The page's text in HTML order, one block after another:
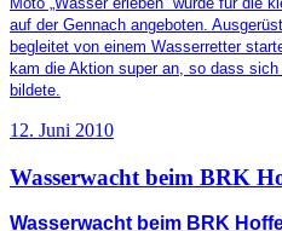
auf der Gennach angeboten.
begleitet von einem Wasserretter
kam die Aktion super an, so dass
bildete.
12. Juni 2010
Wasserwacht beim BRK
Wasserwacht beim BRK